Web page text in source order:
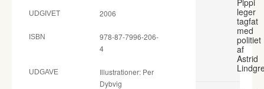
UDGIVET 2006
ISBN
978-87-7996-206-
4
UDGAVE
Illustrationer: Per
Dybvig
Pippi
leger
tagfat
med
politiet
af
Astrid